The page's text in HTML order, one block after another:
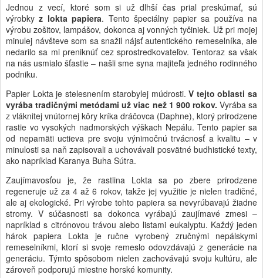
Jednou z vecí, ktoré som si už dlhší čas prial preskúmať, sú
výrobkyz lokta papiera. Tento špeciálny papier sa používa na
výrobu zošitov, lampášov, dokonca aj vonných tyčiniek. Už pri mojej
minulej návšteve som sa snažil nájsť autentického remeselníka, ale
nedarilo sa mi preniknúť cez sprostredkovateľov. Tentoraz sa však
na nás usmialo šťastie – našli sme syna majiteľa jedného rodinného
podniku.
Papier Lokta je stelesnením starobylej múdrosti.V tejto oblasti sa
vyrába tradičnými metódami už viac než 1 900 rokov. Vyrába sa
z vláknitej vnútornej kôry kríka dráčovca (Daphne), ktorý prirodzene
rastie vo vysokých nadmorských výškach Nepálu. Tento papier sa
od nepamäti uctieva pre svoju výnimočnú trvácnosť a kvalitu – v
minulosti sa naň zapisovali a uchovávali posvätné budhistické texty,
ako napríklad Karanya Buha Sútra.
Zaujímavosťou je, že rastlina Lokta sa po zbere prirodzene
regeneruje už za 4 až 6 rokov, takže jej využitie je nielen tradičné,
ale aj ekologické. Pri výrobe tohto papiera sa nevyrúbavajú žiadne
stromy. V súčasnosti sa dokonca vyrábajú zaujímavé zmesi –
napríklad s citrónovou trávou alebo listami eukalyptu. Každý jeden
hárok papiera Lokta je ručne vyrobený zručnými nepálskymi
remeselníkmi, ktorí si svoje remeslo odovzdávajú z generácie na
generáciu. Týmto spôsobom nielen zachovávajú svoju kultúru, ale
zároveň podporujú miestne horské komunity.